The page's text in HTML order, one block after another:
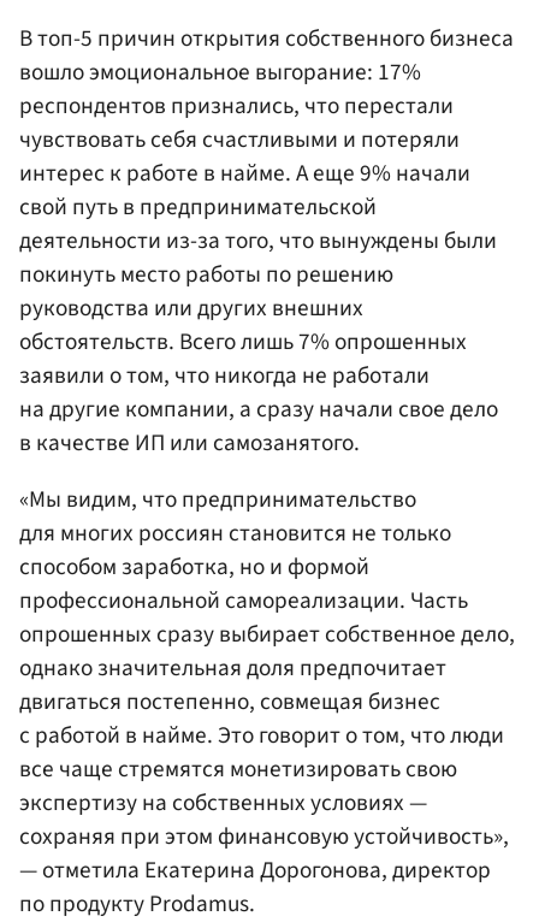
В топ-5 причин открытия собственного бизнеса
вошло эмоциональное выгорание: 17%
респондентов признались, что перестали
чувствовать себя счастливыми и потеряли
интерес к работе в найме. А еще 9% начали
свой путь в предпринимательской
деятельности из-за того, что вынуждены были
покинуть место работы по решению
руководства или других внешних
обстоятельств. Всего лишь 7% опрошенных
заявили о том, что никогда не работали
на другие компании, а сразу начали свое дело
в качестве ИП или самозанятого.
«Мы видим, что предпринимательство
для многих россиян становится не только
способом заработка, но и формой
профессиональной самореализации. Часть
опрошенных сразу выбирает собственное дело,
однако значительная доля предпочитает
двигаться постепенно, совмещая бизнес
с работой в найме. Это говорит о том, что люди
все чаще стремятся монетизировать свою
экспертизу на собственных условиях —
сохраняя при этом финансовую устойчивость»,
— отметила Екатерина Дорогонова, директор
по продукту Prodamus.